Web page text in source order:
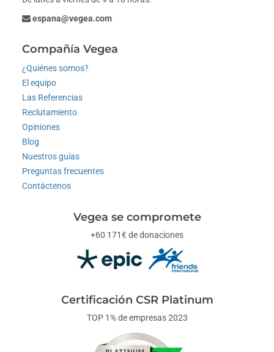
espana@vegea.com
Compañía Vegea
¿Quiénes somos?
El equipo
Las Referencias
Reclutamiento
Opiniones
Blog
Nuestros guías
Preguntas frecuentes
Contáctenos
Vegea se compromete
+60 171€ de donaciones
Certificación CSR Platinum
TOP 1% de empresas 2023